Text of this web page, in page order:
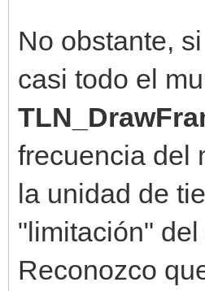
def
No obstante,
casi todo el
frecuencia del
la unidad de
"limitación"
Reconozco